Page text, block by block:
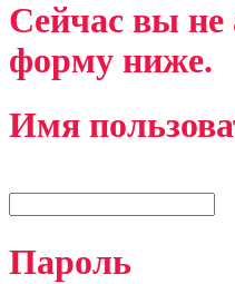
Сейчас вы не
форму ниже.
Имя
Пароль